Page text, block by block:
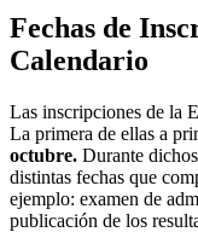
Fechas de
Calendario
Las inscripciones de la
La primera de ellas a
octubre. Durante
distintas fechas que
ejemplo: examen de
publicación de los